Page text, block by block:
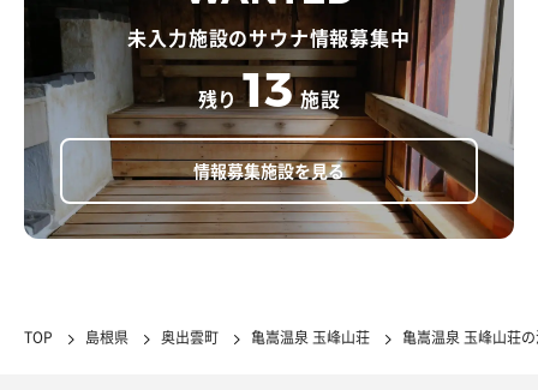
未入力施設のサウナ情報募集中
残り 13 施設
情報募集施設を見る
TOP 島根県 奥出雲町 亀嵩温泉 玉峰山荘 亀嵩温泉 玉峰山荘